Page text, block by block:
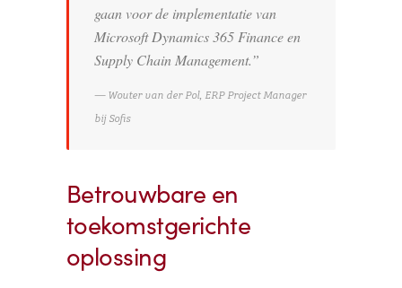
gaan voor de implementatie van
Microsoft Dynamics 365 Finance en
Supply Chain Management.”
Wouter van der Pol, ERP Project Manager
bij Sofis
Betrouwbare en
toekomstgerichte
oplossing